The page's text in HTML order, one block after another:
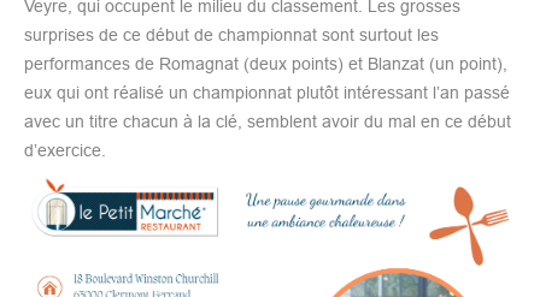
Veyre, qui occupent le milieu du classement. Les grosses
surprises de ce début de championnat sont surtout les
performances de Romagnat (deux points) et Blanzat (un point),
eux qui ont réalisé un championnat plutôt intéressant l’an passé
avec un titre chacun à la clé, semblent avoir du mal en ce début
d’exercice.